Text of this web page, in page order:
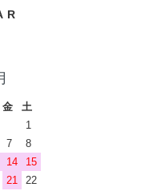
金
土
1
7
8
14
15
21 22